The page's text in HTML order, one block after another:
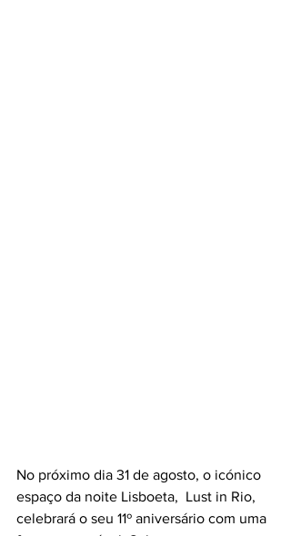
No próximo dia 31 de agosto, o icónico
espaço da noite Lisboeta,  Lust in Rio,
celebrará o seu 11º aniversário com uma